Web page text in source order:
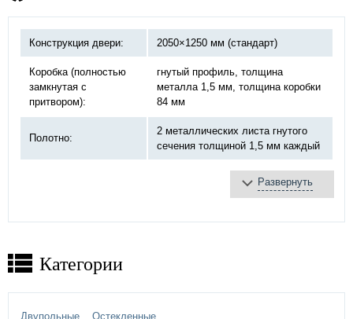
Конструкция двери: 2050×1250 мм (стандарт)
Коробка (полностью
замкнутая с
притвором):
гнутый профиль, толщина
металла 1,5 мм, толщина коробки
84 мм
Полотно:
2 металлических листа гнутого
сечения толщиной 1,5 мм каждый
сувальдный «Border»
диаметром 20 мм
Отделка двери:
Дополнительно: стеклопакет
Развернуть
Категории
Двупольные Остекленные